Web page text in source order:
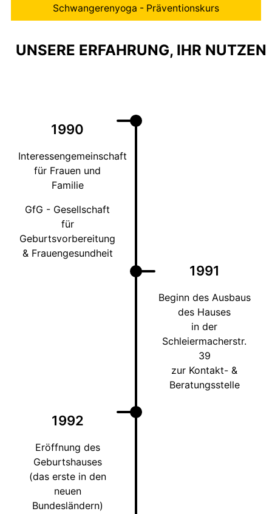
Schwangerenyoga - Präventionskurs
UNSERE ERFAHRUNG, IHR NUTZEN
1990
Interessengemeinschaft
für Frauen und
Familie
GfG - Gesellschaft
für
Geburtsvorbereitung
& Frauengesundheit
1991
Beginn des Ausbaus
des Hauses
in der
Schleiermacherstr.
39
zur Kontakt- &
Beratungsstelle
1992
Eröffnung des
Geburtshauses
(das erste in den
neuen
Bundesländern)